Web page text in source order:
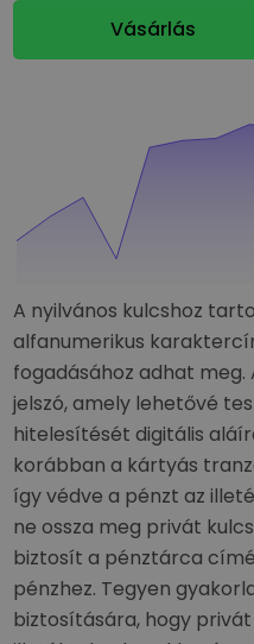
Vásárlás
A nyilvános kulcshoz
alfanumerikus
fogadásához adhat
jelszó, amely lehetővé
hitelesítését digitális
korábban a kártyás
így védve a pénzt az
ne ossza meg privát
biztosít a pénztárca
pénzhez. Tegyen
biztosítására, hogy privát